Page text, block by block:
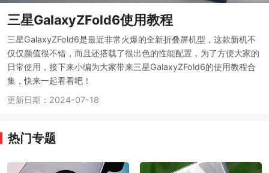
三星GalaxyZFold6使用教程
三星GalaxyZFold6是最近非常火爆的全新折叠屏机型，这款新机不
仅仅颜值很不错，而且还搭载了很出色的性能配置，为了方便大家的
日常使用，接下来小编为大家带来三星GalaxyZFold6的使用教程合
集，快来一起看看吧！
更新日期：2024-07-18
热门专题